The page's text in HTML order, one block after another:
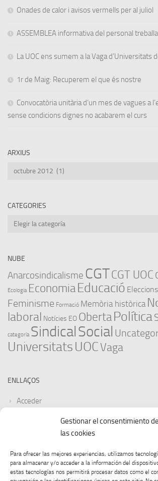
Gestionar el consentimiento de
las cookies
Para ofrecer las mejores experiencias, utilizamos
para almacenar y/o acceder a la información del
estas tecnologías nos permitirá procesar datos como el
Onades de calor i avisos vermells per al juliol
ASSEMBLEA informativa del personal
La UOC ens sumem a la Vaga d’Universitats
1r de Maig: Recuperem el que és nostre
Convocatòria unitària d’un mes de vagues a
sense condicions dignes no acabarem el curs
ARXIUS
Arxius
CATEGORIES
Categories
NUBE
Anarcosindicalisme CGTCGT UOC
Ecologia EconomiaEducació
Feminisme Formació Memòria històrica
laboral Notícies EO ObertaPolítica
categoría SindicalSocial
UniversitatsUOCVaga
ENLLAÇOS
Acceder
Feed de entradas
WordPress.org